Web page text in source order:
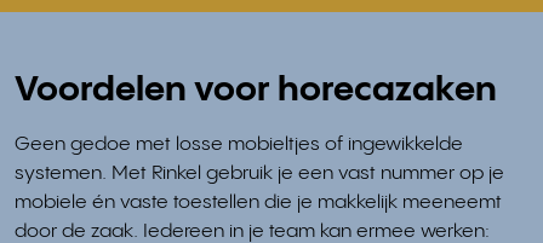
Voordelen voor horecazaken
Geen gedoe met losse mobieltjes of ingewikkelde
systemen. Met Rinkel gebruik je een vast nummer op je
mobiele én vaste toestellen die je makkelijk meeneemt
door de zaak. Iedereen in je team kan ermee werken: